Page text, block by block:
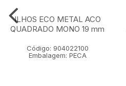
ILHOS ECO METAL ACO
QUADRADO MONO 19 mm
Código: 904022100
Embalagem: PECA